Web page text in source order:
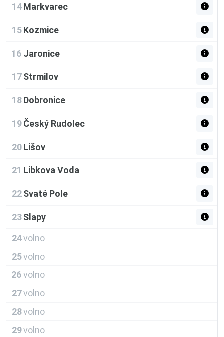
14 Markvarec
15 Kozmice
16 Jaronice
17 Strmilov
18 Dobronice
19 Český Rudolec
20 Lišov
21 Libkova Voda
22 Svaté Pole
23 Slapy
24volno
25volno
26volno
27volno
28volno
29volno